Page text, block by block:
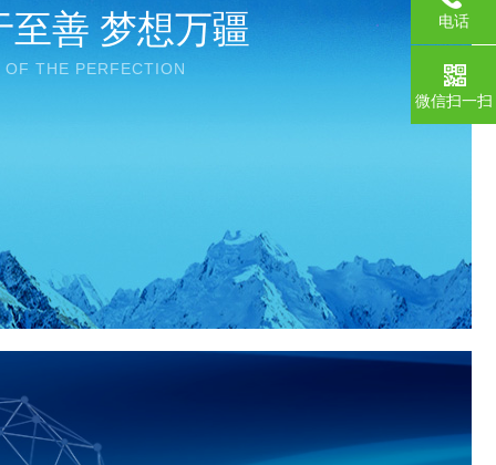
至善 梦想万疆
OF THE PERFECTION
电话
微信扫一扫